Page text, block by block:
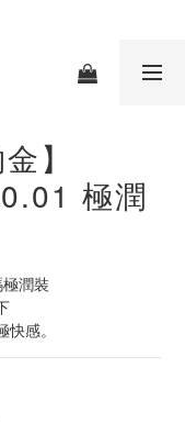
】
極潤
潤裝
感。